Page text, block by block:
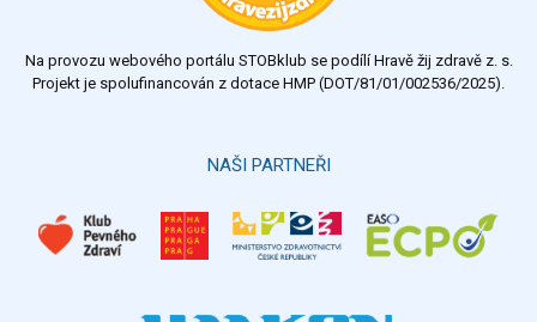
Výsledky Všechny ankety
Na provozu webového portálu STOBklub se podílí Hravě žij zdravě z. s.
Projekt je spolufinancován z dotace HMP (DOT/81/01/002536/2025).
NAŠI PARTNEŘI